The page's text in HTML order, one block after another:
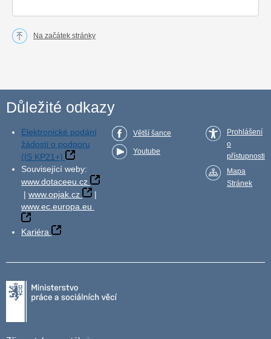
Na začátek stránky
Důležité odkazy
Elektronické podání
žádosti o podporu
(IS KP21+)
Související weby:
www.dotaceeu.cz
| www.opjak.cz
|
www.ec.europa.eu
Kariéra
Větší šance
Youtube
Prohlášení
o
přístupnosti
Mapa
Stránek